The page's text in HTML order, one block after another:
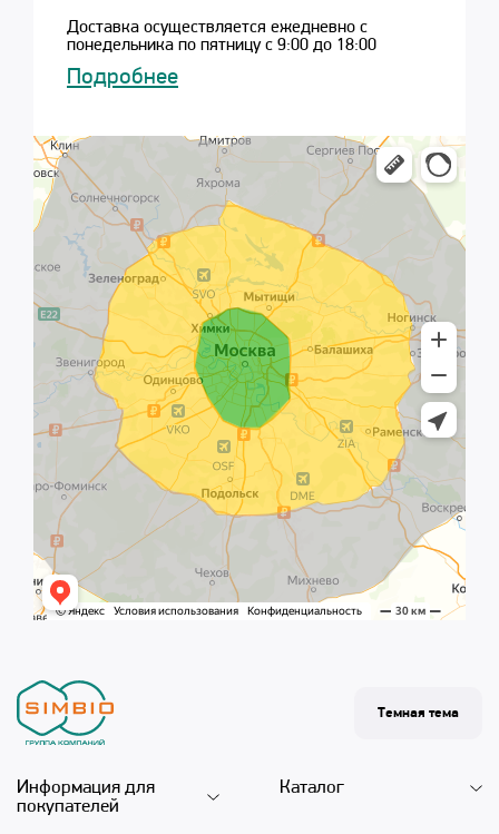
Доставка осуществляется ежедневно с
понедельника по пятницу с 9:00 до 18:00
Подробнее
Темная тема
Информация для
покупателей
Каталог